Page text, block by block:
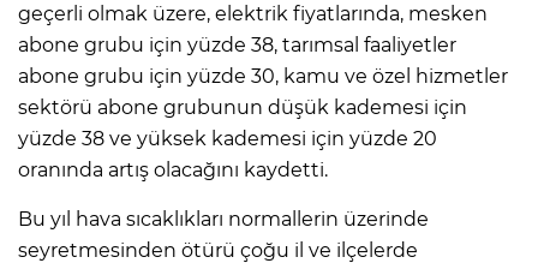
geçerli olmak üzere, elektrik fiyatlarında, mesken
abone grubu için yüzde 38, tarımsal faaliyetler
abone grubu için yüzde 30, kamu ve özel hizmetler
sektörü abone grubunun düşük kademesi için
yüzde 38 ve yüksek kademesi için yüzde 20
oranında artış olacağını kaydetti.
Bu yıl hava sıcaklıkları normallerin üzerinde
seyretmesinden ötürü çoğu il ve ilçelerde